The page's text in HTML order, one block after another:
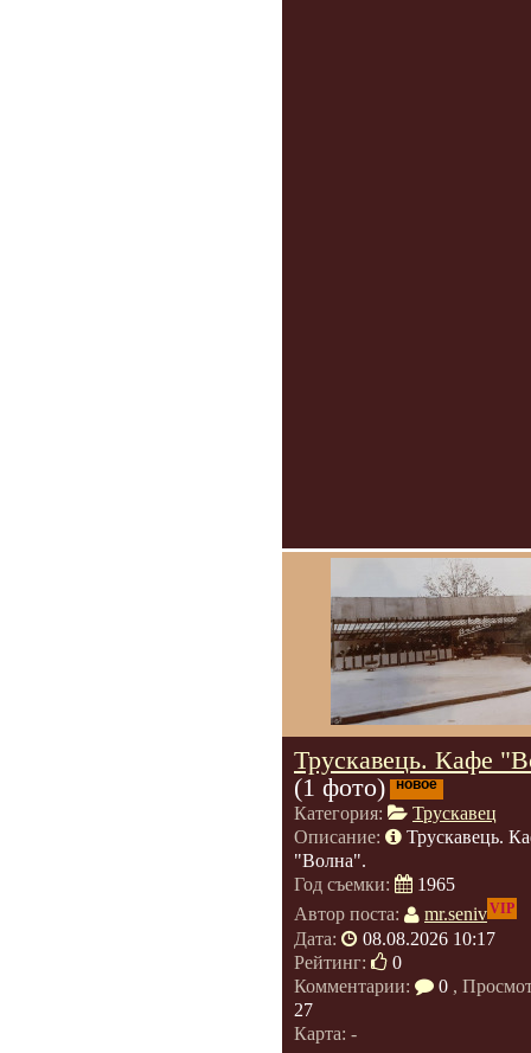
Трускавець. Кафе
(1 фото)
новое
Категория:
Трускавец
Описание:
Трускавець.
"Волна".
Год съемки:
1965
Автор поста:
mr.senivVIP
Дата:
08.08.2026 10:17
Рейтинг:
0
Комментарии:
0 ,
27
Карта: -